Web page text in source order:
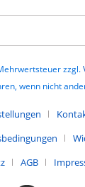
zzgl.
wenn nicht
AGB